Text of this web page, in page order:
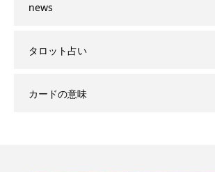
news
タロット占い
カードの意味